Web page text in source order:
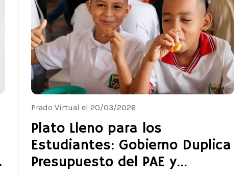
Prado Virtual el 20/03/2026
Plato Lleno para los
Estudiantes: Gobierno Duplica
Presupuesto del PAE y